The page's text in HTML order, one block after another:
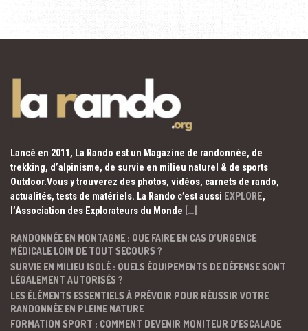
Lancé en 2011, La Rando est un Magazine de randonnée, de
trekking, d’alpinisme, de survie en milieu naturel & de sports
Outdoor.Vous y trouverez des photos, vidéos, carnets de rando,
actualités, tests de matériels. La Rando c’est aussi EXPLORE,
l’Association des Explorateurs du Monde […]
RANDONNÉE EN MONTAGNE : QUE FAIRE EN CAS D’URGENCE
MÉDICALE LOIN DE TOUT SECOURS ?
SURVIE EN MILIEU ISOLÉ : QUELS ÉQUIPEMENTS DE DÉFENSE SONT
LÉGALEMENT AUTORISÉS ?
LES ÉLÉMENTS ESSENTIELS À PRÉVOIR POUR RÉUSSIR VOTRE
RANDONNÉE EN PLEINE NATURE
FORMATION SPORT : COMMENT DEVENIR MONITEUR D’ESCALADE